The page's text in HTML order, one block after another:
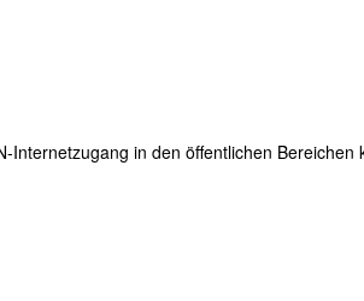
in den öffentlichen Bereichen